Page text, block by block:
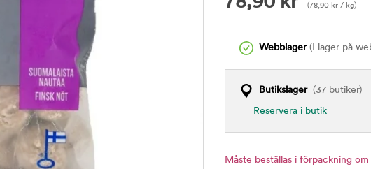
(78,90 kr / kg)
Webblager(I lager på
Butikslager(37 butiker)
Reservera i butik
Måste beställas i förpackning om